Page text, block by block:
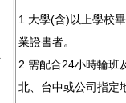
1.大學(含)以上學校
業證書者。
2.需配合24小時輪班
北、台中或公司指定